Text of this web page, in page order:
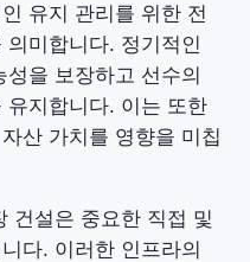
유지 관리를 위한 전
미합니다. 정기적인
을 보장하고 선수의
유지합니다. 이는 또한
산 가치를 영향을 미칩
건설은 중요한 직접 및
다. 이러한 인프라의